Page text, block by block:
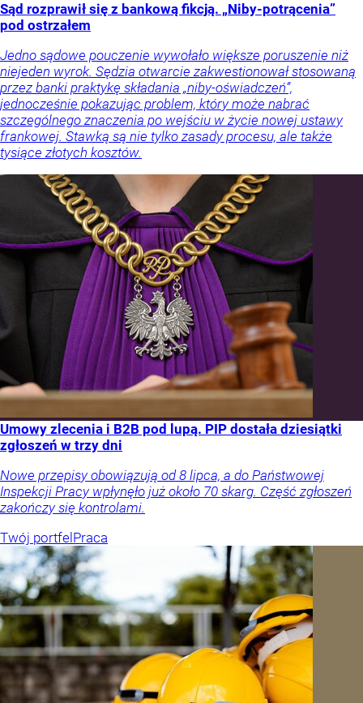
Sąd rozprawił się z bankową fikcją. „Niby-potrącenia”
pod ostrzałem
Jedno sądowe pouczenie wywołało większe poruszenie niż
niejeden wyrok. Sędzia otwarcie zakwestionował stosowaną
przez banki praktykę składania „niby-oświadczeń”,
jednocześnie pokazując problem, który może nabrać
szczególnego znaczenia po wejściu w życie nowej ustawy
frankowej. Stawką są nie tylko zasady procesu, ale także
tysiące złotych kosztów.
Umowy zlecenia i B2B pod lupą. PIP dostała dziesiątki
zgłoszeń w trzy dni
Nowe przepisy obowiązują od 8 lipca, a do Państwowej
Inspekcji Pracy wpłynęło już około 70 skarg. Część zgłoszeń
zakończy się kontrolami.
Twój portfel Praca